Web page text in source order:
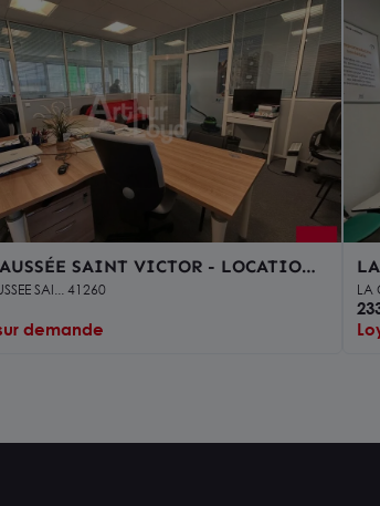
SAINT VICTOR - LOCATION
DE 144 M² - ACCÈS AUTOROUTE
KM
SAI... 41260
demande
LA